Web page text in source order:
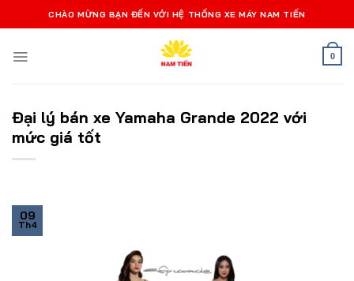
qua
dung
CHÀO MỪNG BẠN ĐẾN VỚI HỆ THỐNG XE MÁY NAM TIẾN
0
Đại lý bán xe Yamaha Grande 2022 với
mức giá tốt
09
Th4